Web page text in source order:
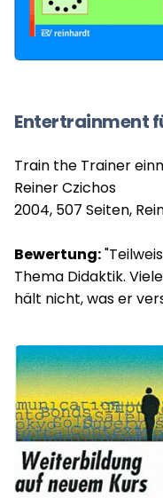
Entertrainment
Train the Trainer
Reiner Czichos
2004, 507 Seiten,
Bewertung:
Thema Didaktik.
hält nicht, was er